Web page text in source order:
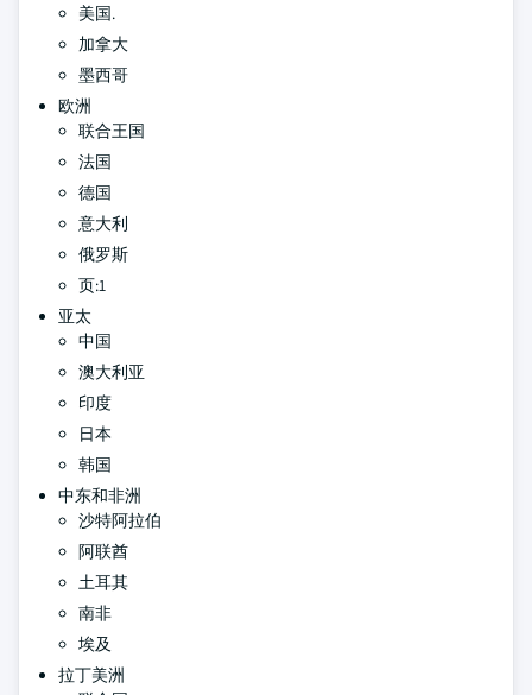
美国.
加拿大
墨西哥
欧洲
联合王国
法国
德国
意大利
俄罗斯
页:1
亚太
中国
澳大利亚
印度
日本
韩国
中东和非洲
沙特阿拉伯
阿联酋
土耳其
南非
埃及
拉丁美洲